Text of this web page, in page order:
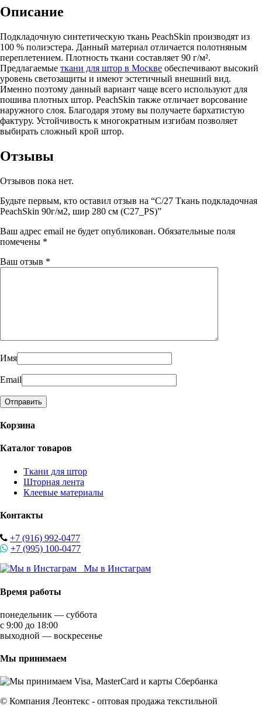
Описание
Подкладочную синтетическую ткань PeachSkin производят из
100 % полиэстера. Данный материал отличается полотняным
переплетением. Плотность ткани составляет 90 г/м².
Предлагаемые ткани для штор в Москве обеспечивают высокий
уровень светозащиты и имеют эстетичный внешний вид.
Именно поэтому данный вариант чаще всего используют для
пошива плотных штор. PeachSkin также отличает ворсование
наружного слоя. Благодаря этому вы получаете бархатистую
фактуру. Устойчивость к многократным изгибам позволяет
выбирать сложный крой штор.
Отзывы
Отзывов пока нет.
Будьте первым, кто оставил отзыв на “C/27 Ткань подкладочная
PeachSkin 90г/м2, шир 280 см (C27_PS)”
Ваш адрес email не будет опубликован. Обязательные поля
помечены *
Ваш отзыв *
Имя
Email
Корзина
Каталог товаров
Ткани для штор
Шторная лента
Клеевые материалы
Контакты
+7 (916) 992-0477
+7 (995) 100-0477
Мы в Инстаграм
Время работы
понедельник — суббота
с 9:00 до 18:00
выходной — воскресенье
Мы принимаем
© Компания Леонтекс - оптовая продажа текстильной